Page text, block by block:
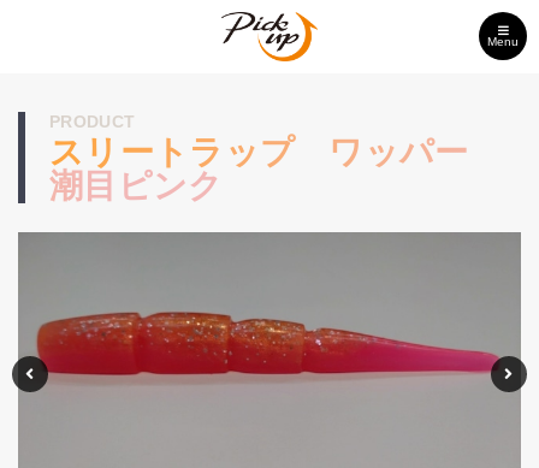
Menu
PRODUCT
スリートラップ ワッパー
潮目ピンク